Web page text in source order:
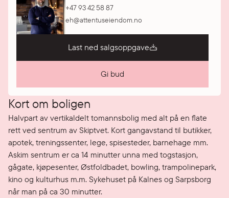
+47 93 42 58 87
eh@attentuseiendom.no
Last ned salgsoppgave
Gi bud
Kort om boligen
Halvpart av vertikaldelt tomannsbolig med alt på en flate
rett ved sentrum av Skiptvet. Kort gangavstand til butikker,
apotek, treningssenter, lege, spisesteder, barnehage mm.
Askim sentrum er ca 14 minutter unna med togstasjon,
gågate, kjøpesenter, Østfoldbadet, bowling, trampolinepark,
kino og kulturhus m.m. Sykehuset på Kalnes og Sarpsborg
når man på ca 30 minutter.